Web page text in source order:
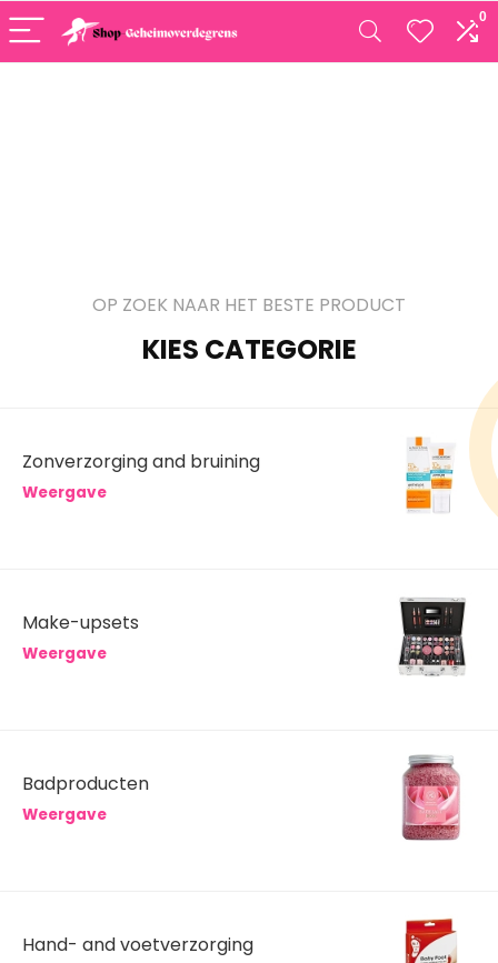
0
OP ZOEK NAAR HET BESTE PRODUCT
KIES CATEGORIE
Zonverzorging and bruining
Weergave
Make-upsets
Weergave
Badproducten
Weergave
Hand- and voetverzorging